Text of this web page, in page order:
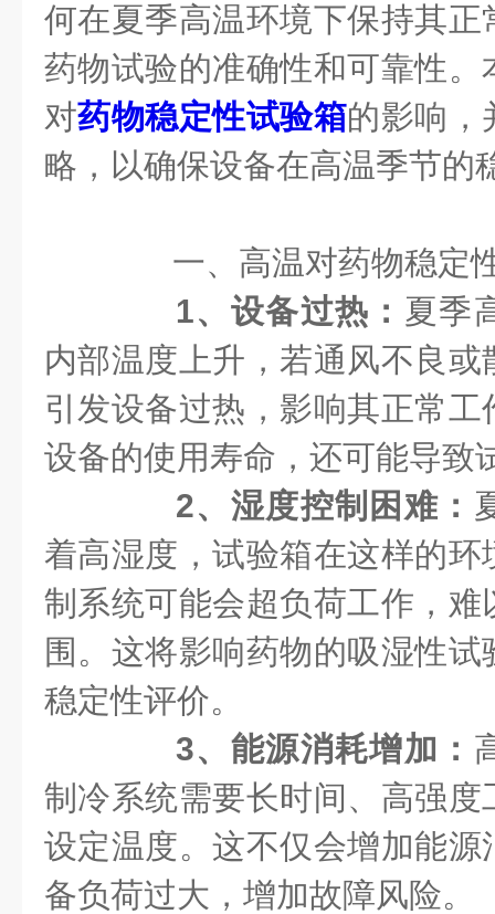
何在夏季高温环境下保持其
药物试验的准确性和可靠性
对药物稳定性试验箱的影响，
略，以确保设备在高温季节的
一、高温对药物稳定
1、设备过热： 夏季
内部温度上升，若通风不良
引发设备过热，影响其正常
设备的使用寿命，还可能导致
2、湿度控制困难：
着高湿度，试验箱在这样的
制系统可能会超负荷工作，
围。这将影响药物的吸湿性
稳定性评价。
3、能源消耗增加：
制冷系统需要长时间、高强
设定温度。这不仅会增加能
备负荷过大，增加故障风险。